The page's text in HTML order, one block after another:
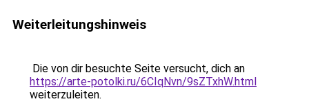
Weiterleitungshinweis
Die von dir besuchte Seite versucht, dich an
https://arte-potolki.ru/6CIqNvn/9sZTxhW.html
weiterzuleiten.